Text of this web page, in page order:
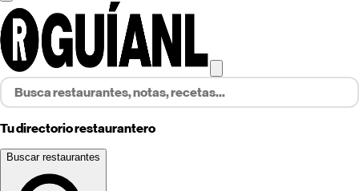
Tu directorio restaurantero
Buscar restaurantes